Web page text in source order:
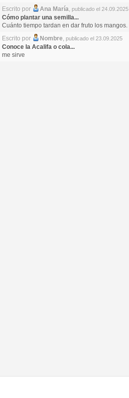
Escrito por
Ana María, publicado el 24.09.2025
Cómo plantar una semilla...
Cuánto tiempo tardan en dar fruto los mangos.
Escrito por
Nombre, publicado el 23.09.2025
Conoce la Acalifa o cola...
me sirve